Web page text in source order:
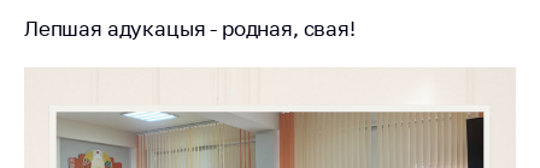
Ценовая политика
Лепшая адукацыя - родная, свая!